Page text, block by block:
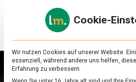
Cookie-
Wir nutzen Cookies auf unserer Website.
essenziell, während andere uns helfen,
Erfahrung zu verbessern.